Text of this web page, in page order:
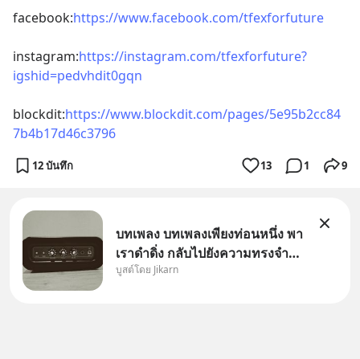
facebook:https://www.facebook.com/tfexforfuture
instagram:https://instagram.com/tfexforfuture?
igshid=pedvhdit0gqn
blockdit:https://www.blockdit.com/pages/5e95b2cc84
7b4b17d46c3796
12 บันทึก 13 1 9
บทเพลง บทเพลงเพียงท่อนหนึ่ง พา
เราดำดิ่ง กลับไปยังความทรงจำที่
โหดร้ายได้เสมอ
บูสต์โดย Jikarn